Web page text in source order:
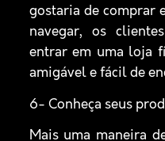
gostaria de comprar
navegar, os
entrar em uma loja
amigável e fácil de
6- Conheça seus
Mais uma maneira